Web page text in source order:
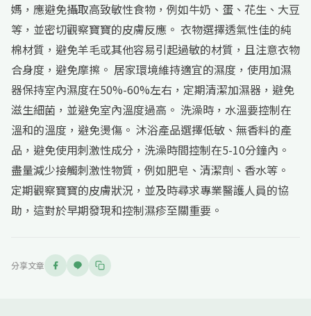
媽，應避免攝取高致敏性食物，例如牛奶、蛋、花生、大豆
等，並密切觀察寶寶的皮膚反應。 衣物選擇透氣性佳的純
棉材質，避免羊毛或其他容易引起過敏的材質，且注意衣物
合身度，避免摩擦。 居家環境維持適宜的濕度，使用加濕
器保持室內濕度在50%-60%左右，定期清潔加濕器，避免
滋生細菌，並避免室內溫度過高。 洗澡時，水溫要控制在
溫和的溫度，避免燙傷。 沐浴產品選擇低敏、無香料的產
品，避免使用刺激性成分，洗澡時間控制在5-10分鐘內。
盡量減少接觸刺激性物質，例如肥皂、清潔劑、香水等。
定期觀察寶寶的皮膚狀況，並及時尋求專業醫護人員的協
助，這對於早期發現和控制濕疹至關重要。
分享文章